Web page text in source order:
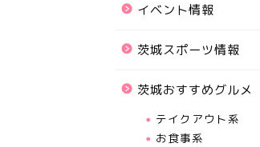
イベント情報
茨城スポーツ情報
茨城おすすめグルメ
テイクアウト系
お食事系